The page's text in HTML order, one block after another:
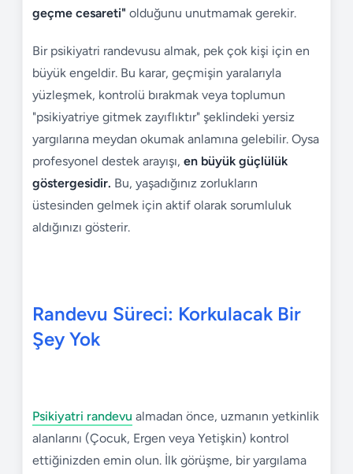
geçme cesareti" olduğunu unutmamak gerekir.
Bir psikiyatri randevusu almak, pek çok kişi için en
büyük engeldir. Bu karar, geçmişin yaralarıyla
yüzleşmek, kontrolü bırakmak veya toplumun
"psikiyatriye gitmek zayıflıktır" şeklindeki yersiz
yargılarına meydan okumak anlamına gelebilir. Oysa
profesyonel destek arayışı, en büyük güçlülük
göstergesidir. Bu, yaşadığınız zorlukların
üstesinden gelmek için aktif olarak sorumluluk
aldığınızı gösterir.
Randevu Süreci: Korkulacak Bir
Şey Yok
Psikiyatri randevu almadan önce, uzmanın yetkinlik
alanlarını (Çocuk, Ergen veya Yetişkin) kontrol
ettiğinizden emin olun. İlk görüşme, bir yargılama